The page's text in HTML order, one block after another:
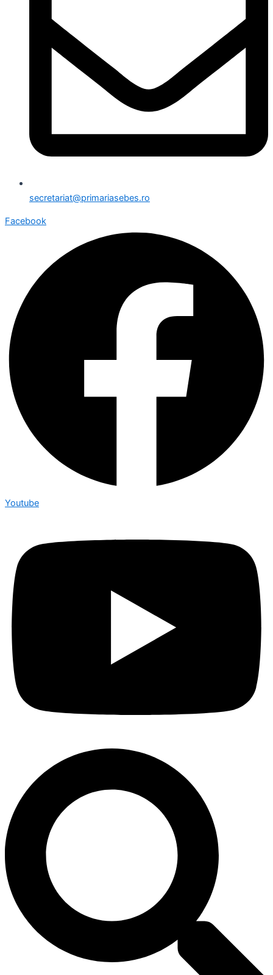
secretariat@primariasebes.ro
Facebook
Youtube